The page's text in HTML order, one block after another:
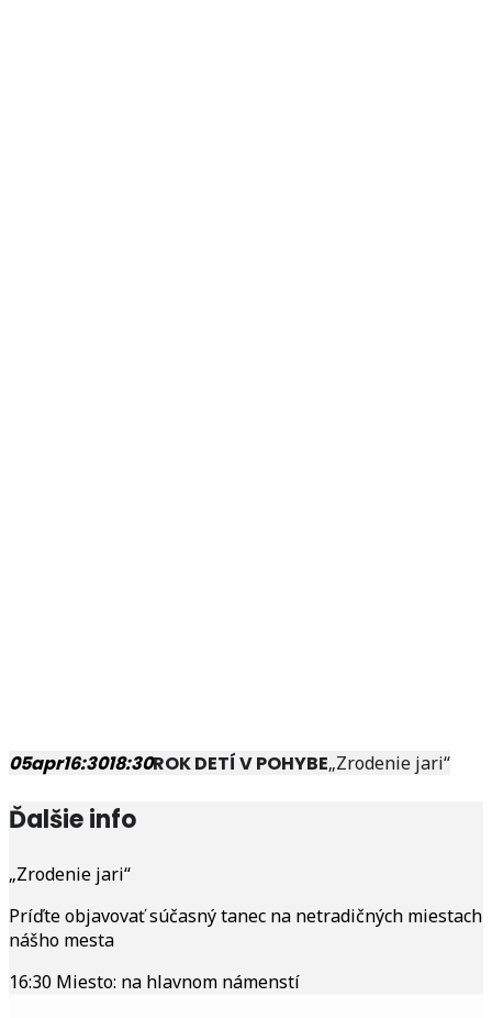
05apr16:3018:30ROK DETÍ V POHYBE„Zrodenie jari“
Ďalšie info
„Zrodenie jari“
Príďte objavovať súčasný tanec na netradičných miestach
nášho mesta
16:30 Miesto: na hlavnom námenstí